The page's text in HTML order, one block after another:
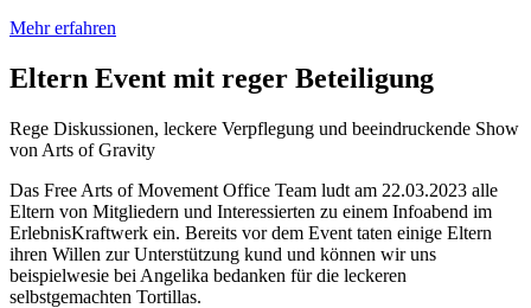
Mehr erfahren
Eltern Event mit reger Beteiligung
Rege Diskussionen, leckere Verpflegung und beeindruckende Show
von Arts of Gravity
Das Free Arts of Movement Office Team ludt am 22.03.2023 alle
Eltern von Mitgliedern und Interessierten zu einem Infoabend im
ErlebnisKraftwerk ein. Bereits vor dem Event taten einige Eltern
ihren Willen zur Unterstützung kund und können wir uns
beispielwesie bei Angelika bedanken für die leckeren
selbstgemachten Tortillas.